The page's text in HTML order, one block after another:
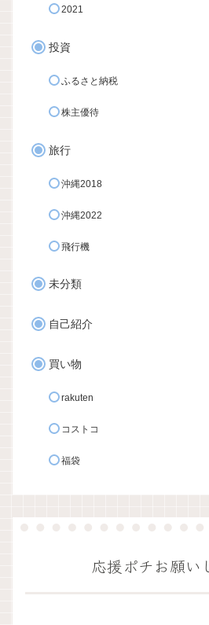
2021
投資
ふるさと納税
株主優待
旅行
沖縄2018
沖縄2022
飛行機
未分類
自己紹介
買い物
rakuten
コストコ
福袋
応援ポチお願い